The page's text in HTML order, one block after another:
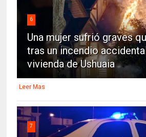
6
Una mujer sufrió graves
tras un incendio
vivienda de Ushuaia
Leer Mas
7